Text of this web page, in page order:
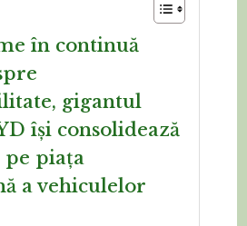
în continuă
gigantul
își consolidează
pe piața
a vehiculelor